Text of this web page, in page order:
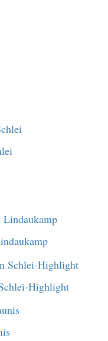
Highlight